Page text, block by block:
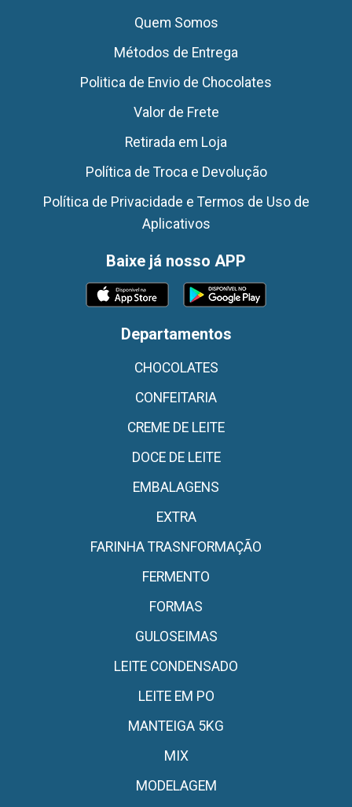
Quem Somos
Métodos de Entrega
Politica de Envio de Chocolates
Valor de Frete
Retirada em Loja
Política de Troca e Devolução
Política de Privacidade e Termos de Uso de
Aplicativos
Baixe já nosso APP
Departamentos
CHOCOLATES
CONFEITARIA
CREME DE LEITE
DOCE DE LEITE
EMBALAGENS
EXTRA
FARINHA TRASNFORMAÇÃO
FERMENTO
FORMAS
GULOSEIMAS
LEITE CONDENSADO
LEITE EM PO
MANTEIGA 5KG
MIX
MODELAGEM